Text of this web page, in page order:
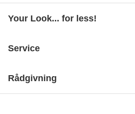
Your Look... for less!
Service
Rådgivning